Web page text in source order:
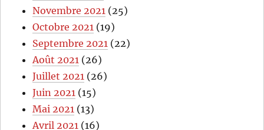
Novembre 2021 (25)
Octobre 2021 (19)
Septembre 2021 (22)
Août 2021 (26)
Juillet 2021 (26)
Juin 2021 (15)
Mai 2021 (13)
Avril 2021 (16)